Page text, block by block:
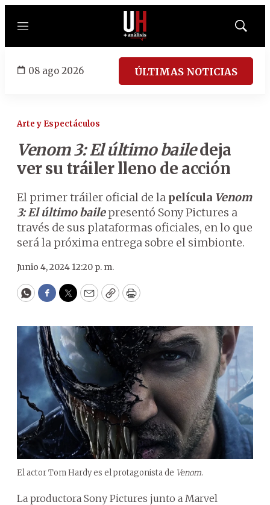
Menú
Mostrar
08 ago 2026 ÚLTIMAS NOTICIAS
Arte y Espectáculos
Venom 3: El último bailedeja
ver su tráiler lleno de acción
El primer tráiler oficial de la película Venom
3: El último bailepresentó Sony Pictures a
través de sus plataformas oficiales, en lo que
será la próxima entrega sobre el simbionte.
Junio 4, 2024 12:20 p. m.
WhatsApp
Facebook
Twitter
EmailCopyPrint
El actor Tom Hardy es el protagonista de Venom.
La productora Sony Pictures junto a Marvel